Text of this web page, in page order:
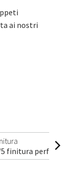
ai nostri
finitura perfetta